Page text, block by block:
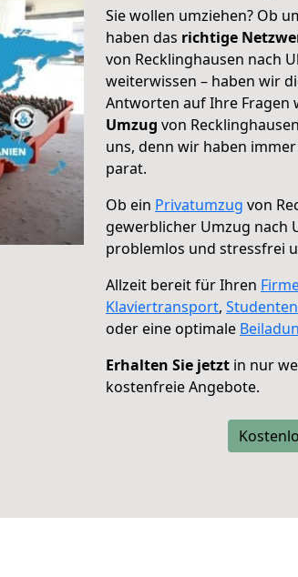
Sie wollen umziehen? Ob
haben das richtige
von Recklinghausen nach
weiterwissen – haben wir
Antworten auf Ihre Fragen
Umzug von
uns, denn wir haben
parat.
Ob ein Privatumzug von
gewerblicher Umzug nach
problemlos und stressfrei
Allzeit bereit für Ihren
Klaviertransport,
oder eine optimale
Erhalten Sie jetzt in nur
kostenfreie Angebote.